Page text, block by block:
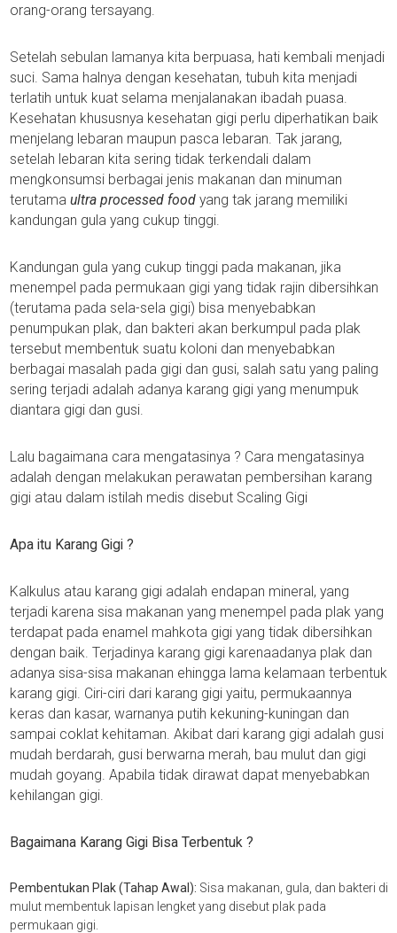
orang-orang tersayang.
Setelah sebulan lamanya kita berpuasa, hati kembali menjadi
suci. Sama halnya dengan kesehatan, tubuh kita menjadi
terlatih untuk kuat selama menjalanakan ibadah puasa.
Kesehatan khususnya kesehatan gigi perlu diperhatikan baik
menjelang lebaran maupun pasca lebaran. Tak jarang,
setelah lebaran kita sering tidak terkendali dalam
mengkonsumsi berbagai jenis makanan dan minuman
terutama ultra processed foodyang tak jarang memiliki
kandungan gula yang cukup tinggi.
Kandungan gula yang cukup tinggi pada makanan, jika
menempel pada permukaan gigi yang tidak rajin dibersihkan
(terutama pada sela-sela gigi) bisa menyebabkan
penumpukan plak, dan bakteri akan berkumpul pada plak
tersebut membentuk suatu koloni dan menyebabkan
berbagai masalah pada gigi dan gusi, salah satu yang paling
sering terjadi adalah adanya karang gigi yang menumpuk
diantara gigi dan gusi.
Lalu bagaimana cara mengatasinya ? Cara mengatasinya
adalah dengan melakukan perawatan pembersihan karang
gigi atau dalam istilah medis disebut Scaling Gigi
Apa itu Karang Gigi ?
Kalkulus atau karang gigi adalah endapan mineral, yang
terjadi karena sisa makanan yang menempel pada plak yang
terdapat pada enamel mahkota gigi yang tidak dibersihkan
dengan baik. Terjadinya karang gigi karenaadanya plak dan
adanya sisa-sisa makanan ehingga lama kelamaan terbentuk
karang gigi. Ciri-ciri dari karang gigi yaitu, permukaannya
keras dan kasar, warnanya putih kekuning-kuningan dan
sampai coklat kehitaman. Akibat dari karang gigi adalah gusi
mudah berdarah, gusi berwarna merah, bau mulut dan gigi
mudah goyang. Apabila tidak dirawat dapat menyebabkan
kehilangan gigi.
Bagaimana Karang Gigi Bisa Terbentuk ?
Pembentukan Plak (Tahap Awal): Sisa makanan, gula, dan bakteri di
mulut membentuk lapisan lengket yang disebut plak pada
permukaan gigi.